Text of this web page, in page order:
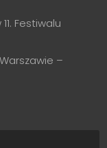
Festiwalu
–